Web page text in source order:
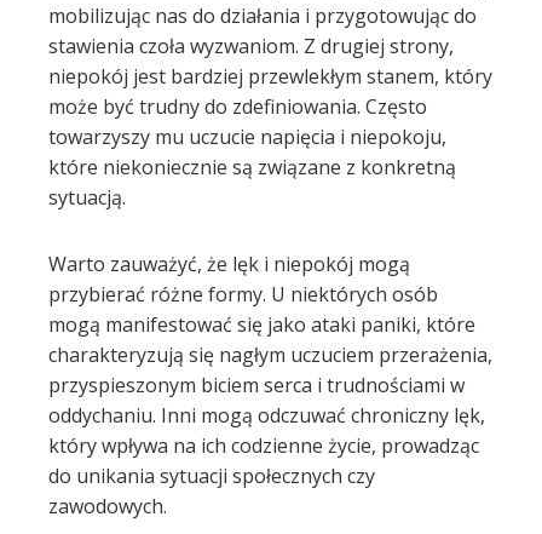
mobilizując nas do działania i przygotowując do
stawienia czoła wyzwaniom. Z drugiej strony,
niepokój jest bardziej przewlekłym stanem, który
może być trudny do zdefiniowania. Często
towarzyszy mu uczucie napięcia i niepokoju,
które niekoniecznie są związane z konkretną
sytuacją.
Warto zauważyć, że lęk i niepokój mogą
przybierać różne formy. U niektórych osób
mogą manifestować się jako ataki paniki, które
charakteryzują się nagłym uczuciem przerażenia,
przyspieszonym biciem serca i trudnościami w
oddychaniu. Inni mogą odczuwać chroniczny lęk,
który wpływa na ich codzienne życie, prowadząc
do unikania sytuacji społecznych czy
zawodowych.